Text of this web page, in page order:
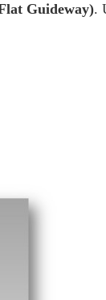
Guideway).